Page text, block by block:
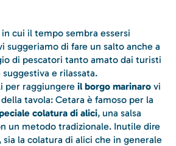
cui il tempo sembra essersi
suggeriamo di fare un salto anche a
di pescatori tanto amato dai turisti
e rilassata.
per raggiungere il borgo marinaro vi
tavola: Cetara è famoso per la
colatura di alici, una salsa
un metodo tradizionale. Inutile dire
la colatura di alici che in generale